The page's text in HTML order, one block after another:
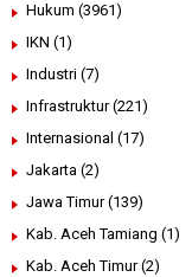
Hukum (3961)
IKN (1)
Industri (7)
Infrastruktur (221)
Internasional (17)
Jakarta (2)
Jawa Timur (139)
Kab. Aceh Tamiang (1)
Kab. Aceh Timur (2)